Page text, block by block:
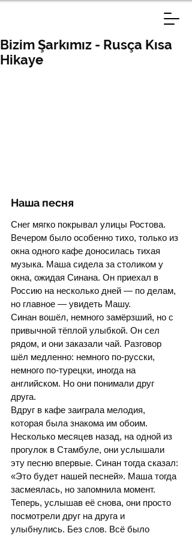
Bizim Şarkımız - Rusça Kısa
Hikaye
Наша песня
Снег мягко покрывал улицы Ростова.
Вечером было особенно тихо, только из
окна одного кафе доносилась тихая
музыка. Маша сидела за столиком у
окна, ожидая Синана. Он приехал в
Россию на несколько дней — по делам,
но главное — увидеть Машу.
Синан вошёл, немного замёрзший, но с
привычной тёплой улыбкой. Он сел
рядом, и они заказали чай. Разговор
шёл медленно: немного по-русски,
немного по-турецки, иногда на
английском. Но они понимали друг
друга.
Вдруг в кафе заиграла мелодия,
которая была знакома им обоим.
Несколько месяцев назад, на одной из
прогулок в Стамбуле, они услышали
эту песню впервые. Синан тогда сказал:
«Это будет нашей песней». Маша тогда
засмеялась, но запомнила момент.
Теперь, услышав её снова, они просто
посмотрели друг на друга и
улыбнулись. Без слов. Всё было